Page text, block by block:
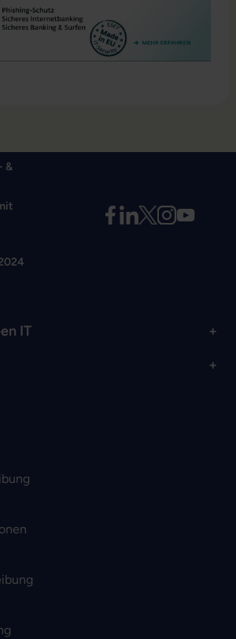
&
IT